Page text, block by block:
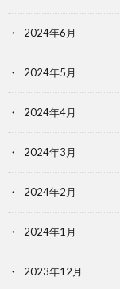
2024年6月
2024年5月
2024年4月
2024年3月
2024年2月
2024年1月
2023年12月